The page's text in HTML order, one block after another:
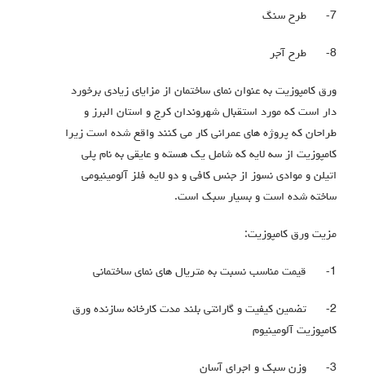
7- طرح سنگ
8- طرح آجر
ورق کامپوزیت به عنوان نمای ساختمان از مزایای زیادی برخورد
دار است که مورد استقبال شهروندان کرج و استان البرز و
طراحان که پروژه های عمرانی کار می کنند واقع شده است زیرا
کامپوزیت از سه لایه که شامل یک هسته و عایقی به نام پلی
اتیلن و موادی نسوز از جنس کافی و دو لایه فلز آلومینیومی
ساخته شده است و بسیار سبک است.
مزیت ورق کامپوزیت:
1- قیمت مناسب نسبت به متریال های نمای ساختمانی
2-
تضمین کیفیت و گارانتی بلند مدت کارخانه سازنده ورق
کامپوزیت آلومینیوم
3- وزن سبک و اجرای آسان